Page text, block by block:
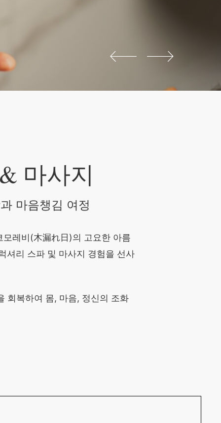
마사지
마음챙김 여정
레비(木漏れ日)의 고요한 아름
셔리 스파 및 마사지 경험을 선사
회복하여 몸, 마음, 정신의 조화